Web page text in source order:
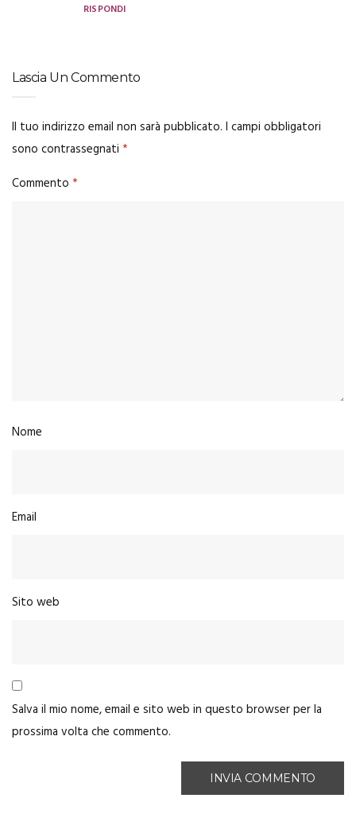
RISPONDI
Lascia Un Commento
Il tuo indirizzo email non sarà pubblicato. I campi obbligatori
sono contrassegnati *
Commento *
Nome
Email
Sito web
Salva il mio nome, email e sito web in questo browser per la
prossima volta che commento.